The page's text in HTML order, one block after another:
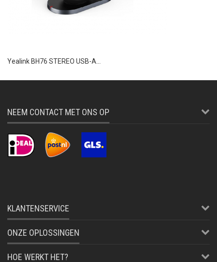
Yealink BH76 STEREO USB-A...
NEEM CONTACT MET ONS OP
KLANTENSERVICE
ONZE OPLOSSINGEN
HOE WERKT HET?